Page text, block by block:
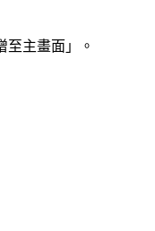
至主畫面」。